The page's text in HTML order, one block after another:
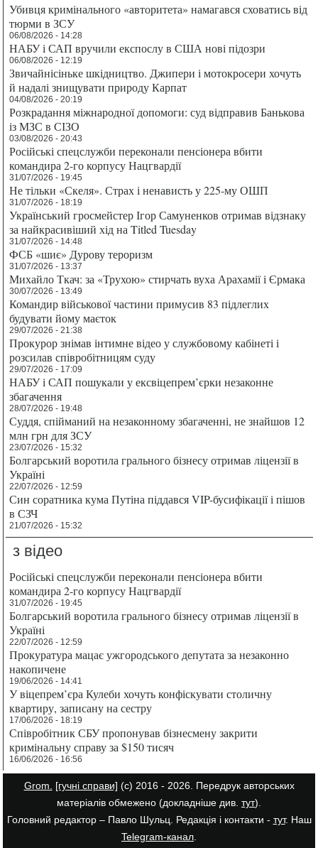
Убивця кримінального «авторитета» намагався сховатись від
тюрми в ЗСУ
06/08/2026 - 14:28
НАБУ і САП вручили експослу в США нові підозри
06/08/2026 - 12:19
Звичайнісіньке шкідництво. Джипери і мотокросери хочуть
й надалі знищувати природу Карпат
04/08/2026 - 20:19
Розкрадання міжнародної допомоги: суд відправив Банькова
із МЗС в СІЗО
03/08/2026 - 20:43
Російські спецслужби переконали пенсіонера вбити
командира 2-го корпусу Нацгвардії
31/07/2026 - 19:45
Не тільки «Скеля». Страх і ненависть у 225-му ОШП
31/07/2026 - 18:19
Український гросмейстер Ігор Самуненков отримав відзнаку
за найкрасивіший хід на Titled Tuesday
31/07/2026 - 14:48
ФСБ «шиє» Дурову тероризм
31/07/2026 - 13:37
Михайло Ткач: за «Трухою» стирчать вуха Арахамії і Єрмака
30/07/2026 - 13:49
Командир військової частини примусив 83 підлеглих
будувати йому маєток
29/07/2026 - 21:38
Прокурор знімав інтимне відео у службовому кабінеті і
розсилав співробітницям суду
29/07/2026 - 17:09
НАБУ і САП пошукали у ексвіцепрем’єрки незаконне
збагачення
28/07/2026 - 19:48
Суддя, спійманий на незаконному збагаченні, не знайшов 12
млн грн для ЗСУ
23/07/2026 - 15:32
Болгарський воротила грального бізнесу отримав ліцензії в
Україні
22/07/2026 - 12:59
Син соратника кума Путіна піддався VIP-бусифікації і пішов
в СЗЧ
21/07/2026 - 15:32
з відео
Російські спецслужби переконали пенсіонера вбити
командира 2-го корпусу Нацгвардії
31/07/2026 - 19:45
Болгарський воротила грального бізнесу отримав ліцензії в
Україні
22/07/2026 - 12:59
Прокуратура мацає ужгородського депутата за незаконно
накопичене
19/06/2026 - 14:41
У віцепрем’єра Кулеби хочуть конфіскувати столичну
квартиру, записану на сестру
17/06/2026 - 18:19
Співробітник СБУ пропонував бізнесмену закрити
кримінальну справу за $150 тисяч
16/06/2026 - 16:56
Grom. [гучні справи] (с) 2016 - 2026. Передрук авторських
матеріалів обмежено (докладніше див. тут).
Головний редактор – Павло Шульц. Редакція і контакти - тут. Наш
Telegram-канал.